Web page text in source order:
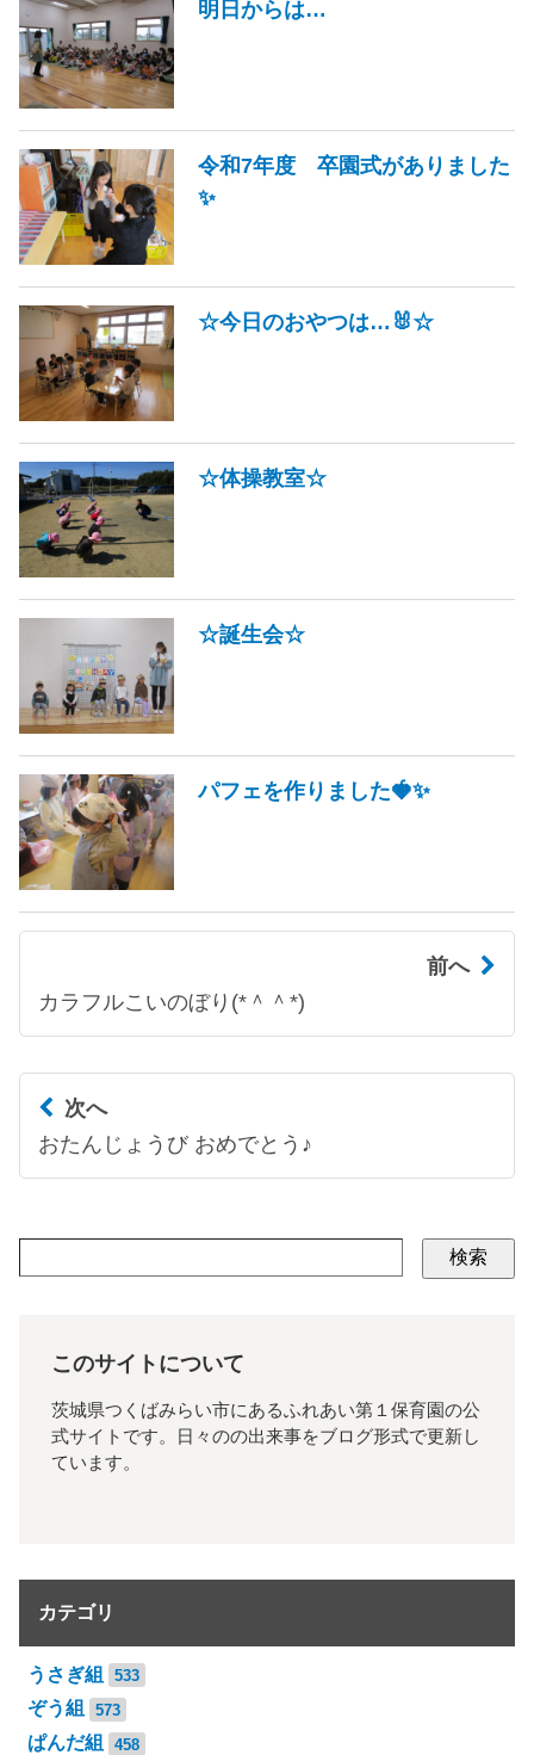
明日からは…
令和7年度 卒園式がありました
✨
☆今日のおやつは…🐰☆
☆体操教室☆
☆誕生会☆
パフェを作りました🍓✨
前へ
カラフルこいのぼり(*＾＾*)
次へ
おたんじょうび おめでとう♪
検索
このサイトについて
茨城県つくばみらい市にあるふれあい第１保育園の公
式サイトです。日々のの出来事をブログ形式で更新し
ています。
カテゴリ
うさぎ組 533
ぞう組 573
ぱんだ組 458